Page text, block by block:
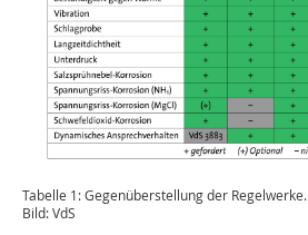
Tabelle 1: Gegenüberstellung der Regelwerke.
Bild: VdS